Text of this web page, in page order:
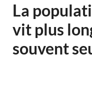
La
vit plus
souvent